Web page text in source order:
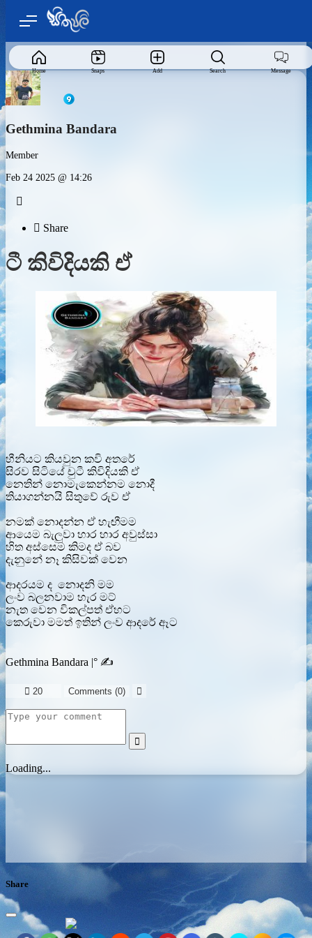
Home Snaps Add Search Message
Gethmina Bandara
Member
Feb 24 2025 @ 14:26

 Share
ටී කිවිදියකි ඒ
හීනියට කියවුන කවි අතරේ
සිරව සිටියේ චුටී කිවිදියකි ඒ
නෙතින් නොමැකෙන්නම නොදී
තියාගන්නයි සිතුවේ රුව ඒ
නමක් නොදන්න ඒ හැඟීමම
ආයෙම බැලුවා හාර හාර අවුස්සා
හිත අස්සෙම කිමද ඒ බව
දැනුනේ නෑ කිසිවක් වෙන
ආදරයම ද නොදනි මම
ලංව බලනවාම හැර මට්
නැත වෙන විකල්පත් ඒහට
කෙරුවා මමත් ඉතින් ලංව ආදරේ ඈට
Gethmina Bandara |° ✍️
 20 Comments (0) 

Loading...
Share